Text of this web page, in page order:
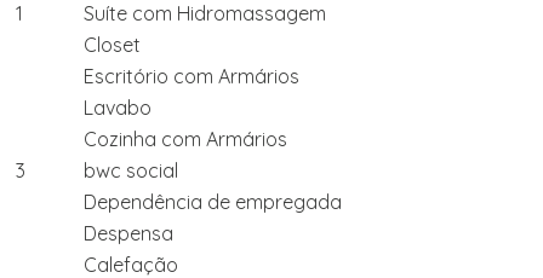
1
Suíte com Hidromassagem
Closet
Escritório com Armários
Lavabo
Cozinha com Armários
3
bwc social
Dependência de empregada
Despensa
Calefação